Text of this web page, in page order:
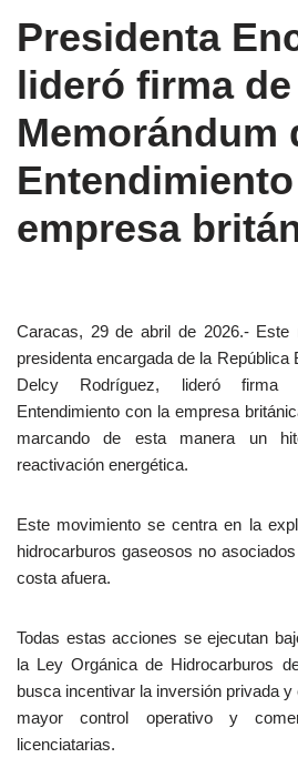
Presidenta
lideró firma de
Memorándum
empresa
Caracas, 29 de abril de 2026.-
presidenta encargada de la República
Delcy Rodríguez, lideró firma
Entendimiento con la empresa
marcando de esta manera un
reactivación energética.
Este movimiento se centra en la
hidrocarburos gaseosos no
costa afuera.
Todas estas acciones se ejecutan
la Ley Orgánica de Hidrocarburos
busca incentivar la inversión privada
mayor control operativo y
licenciatarias.